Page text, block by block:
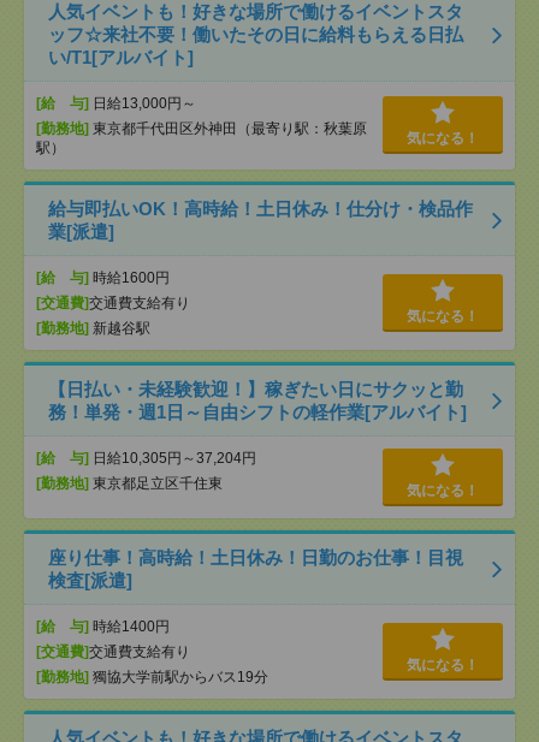
人気イベントも！好きな場所で働けるイベントスタ
ッフ☆来社不要！働いたその日に給料もらえる日払
い/T1[アルバイト]
[給 与] 日給13,000円～
[勤務地] 東京都千代田区外神田（最寄り駅：秋葉原
駅）
気になる！
給与即払いOK！高時給！土日休み！仕分け・検品作
業[派遣]
[給 与] 時給1600円
[交通費]交通費支給有り
[勤務地] 新越谷駅
気になる！
【日払い・未経験歓迎！】稼ぎたい日にサクッと勤
務！単発・週1日～自由シフトの軽作業[アルバイト]
[給 与] 日給10,305円～37,204円
[勤務地] 東京都足立区千住東 気になる！
座り仕事！高時給！土日休み！日勤のお仕事！目視
検査[派遣]
[給 与] 時給1400円
[交通費]交通費支給有り
[勤務地] 獨協大学前駅からバス19分
気になる！
人気イベントも！好きな場所で働けるイベントスタ